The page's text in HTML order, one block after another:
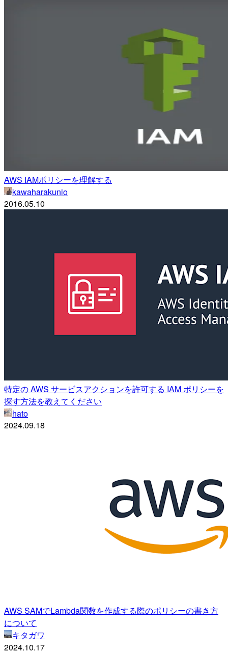
AWS IAMポリシーを理解する
kawaharakunio
2016.05.10
特定の AWS サービスアクションを許可する IAM ポリシーを
探す方法を教えてください
hato
2024.09.18
AWS SAMでLambda関数を作成する際のポリシーの書き方
について
キタガワ
2024.10.17